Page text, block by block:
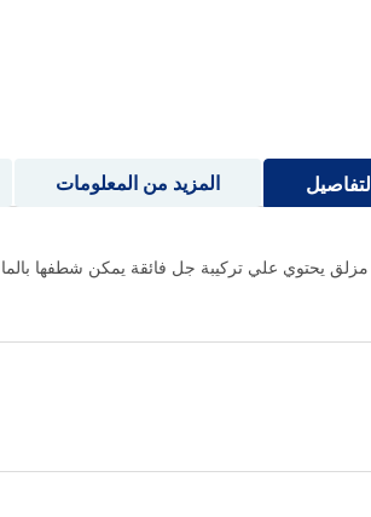
التفاصيل
مزلق يحتوي علي تركيبة جل فائقة يمكن شطفها
المزيد من المعلومات